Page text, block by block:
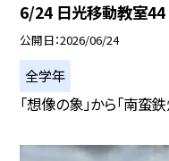
6/24 日光移動教室44
公開日 2026/06/24
全学年
「想像の象」から「南蛮